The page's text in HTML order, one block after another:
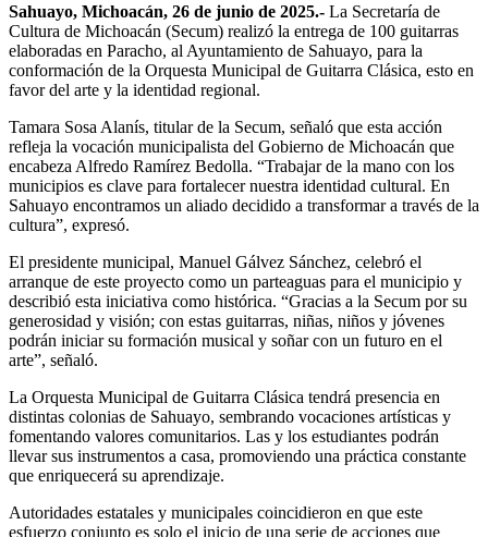
Sahuayo, Michoacán, 26 de junio de 2025.- La Secretaría de
Cultura de Michoacán (Secum) realizó la entrega de 100 guitarras
elaboradas en Paracho, al Ayuntamiento de Sahuayo, para la
conformación de la Orquesta Municipal de Guitarra Clásica, esto en
favor del arte y la identidad regional.
Tamara Sosa Alanís, titular de la Secum, señaló que esta acción
refleja la vocación municipalista del Gobierno de Michoacán que
encabeza Alfredo Ramírez Bedolla. “Trabajar de la mano con los
municipios es clave para fortalecer nuestra identidad cultural. En
Sahuayo encontramos un aliado decidido a transformar a través de la
cultura”, expresó.
El presidente municipal, Manuel Gálvez Sánchez, celebró el
arranque de este proyecto como un parteaguas para el municipio y
describió esta iniciativa como histórica. “Gracias a la Secum por su
generosidad y visión; con estas guitarras, niñas, niños y jóvenes
podrán iniciar su formación musical y soñar con un futuro en el
arte”, señaló.
La Orquesta Municipal de Guitarra Clásica tendrá presencia en
distintas colonias de Sahuayo, sembrando vocaciones artísticas y
fomentando valores comunitarios. Las y los estudiantes podrán
llevar sus instrumentos a casa, promoviendo una práctica constante
que enriquecerá su aprendizaje.
Autoridades estatales y municipales coincidieron en que este
esfuerzo conjunto es solo el inicio de una serie de acciones que